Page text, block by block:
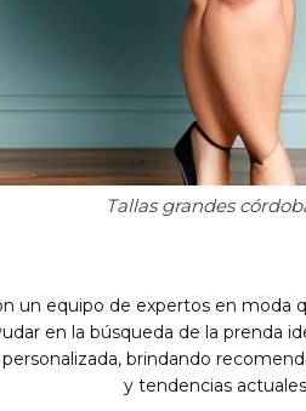
Tallas grandes
un equipo de expertos en moda
en la búsqueda de la prenda
brindando
y tendencias